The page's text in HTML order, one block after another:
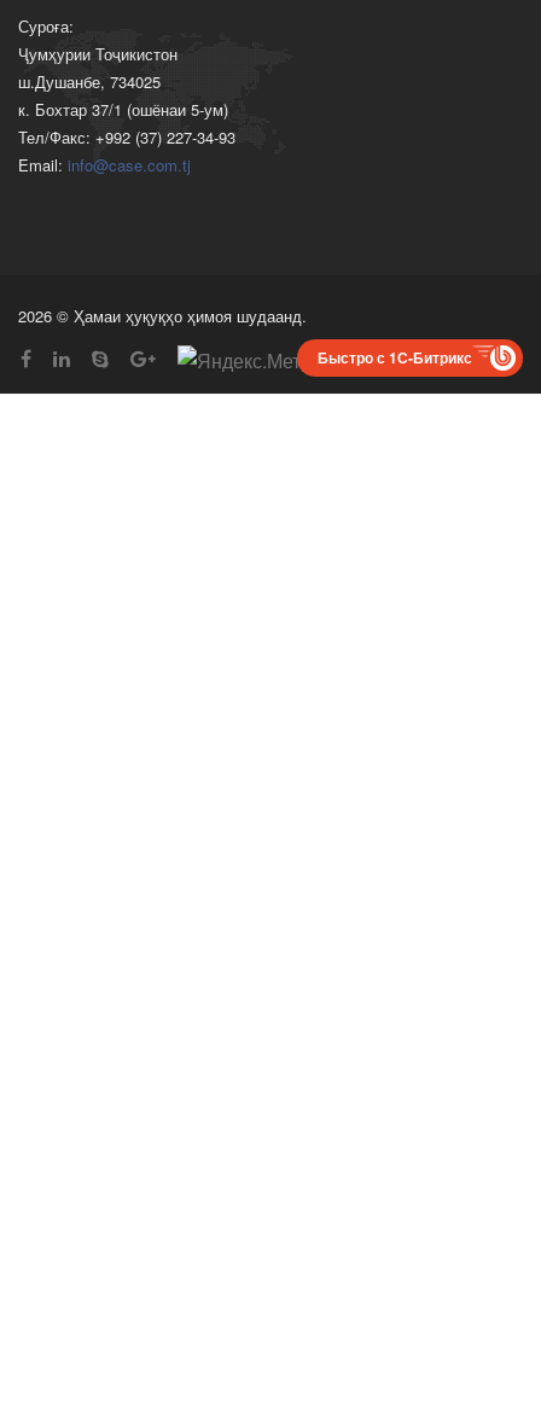
Суроға:
Ҷумҳурии Тоҷикистон
ш.Душанбе, 734025
к. Бохтар 37/1 (ошёнаи 5-ум)
Тел/Факс: +992 (37) 227-34-93
Email: info@case.com.tj
2026 © Ҳамаи ҳуқуқҳо ҳимоя шудаанд.
Быстро с 1С-Битрикс